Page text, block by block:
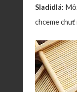
Sladidlá:
chceme